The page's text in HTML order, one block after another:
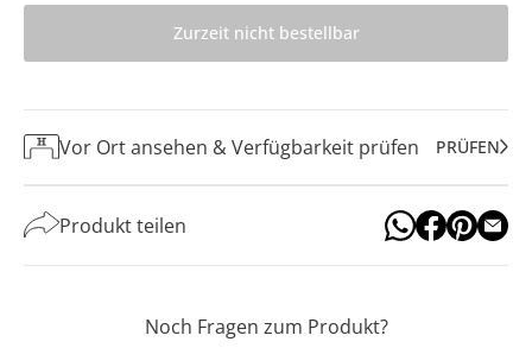
Zurzeit nicht bestellbar
Vor Ort ansehen & Verfügbarkeit prüfen PRÜFEN
Produkt teilen
Noch Fragen zum Produkt?